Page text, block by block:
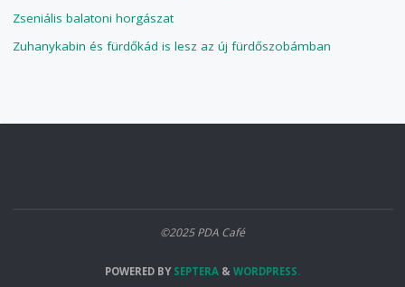
Zseniális balatoni horgászat
Zuhanykabin és fürdőkád is lesz az új fürdőszobámban
©2025 PDA Café
POWERED BYSEPTERA & WORDPRESS.